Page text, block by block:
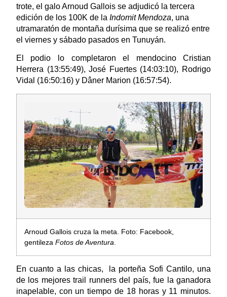
trote, el galo Arnoud Gallois se adjudicó la tercera
edición de los 100K de la Indomit Mendoza, una
utramaratón de montaña durísima que se realizó entre
el viernes y sábado pasados en Tunuyán.
El podio lo completaron el mendocino Cristian
Herrera (13:55:49), José Fuertes (14:03:10), Rodrigo
Vidal (16:50:16) y Dâner Marion (16:57:54).
Arnoud Gallois cruza la meta. Foto: Facebook,
gentileza Fotos de Aventura
En cuanto a las chicas, la porteña Sofi Cantilo, una
de los mejores trail runners del país, fue la ganadora
inapelable, con un tiempo de 18 horas y 11 minutos.